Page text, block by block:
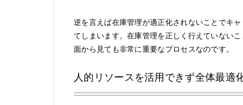
逆を言えば在庫管理が適正化されないことでキ
てしまいます。在庫管理を正しく行えていない
面から見ても非常に重要なプロセスなのです。
人的リソースを活用できず全体最適